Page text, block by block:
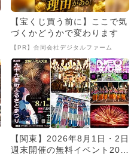
【宝くじ買う前に】ここで気
づくかどうかで変わります
【PR】合同会社デジタルファーム
【関東】2026年8月1日・2日
週末開催の無料イベント20選